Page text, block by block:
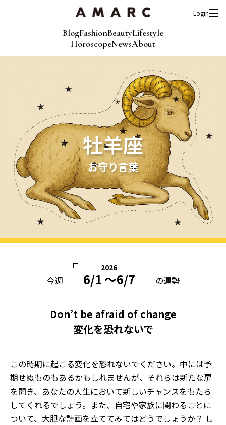
BlogFashionBeautyLifestyle
HoroscopeNewsAbout
Login
牡羊座
お守り言葉
今週
2026
6/1 〜6/7 の運勢
Don’t be afraid of change
変化を恐れないで
この時期に起こる変化を恐れないでください。中には予
期せぬものもあるかもしれませんが、それらは新たな扉
を開き、あなたの人生において新しいチャンスをもたら
してくれるでしょう。また、自宅や家族に関わることに
ついて、大胆な計画を立ててみてはどうでしょうか？ し